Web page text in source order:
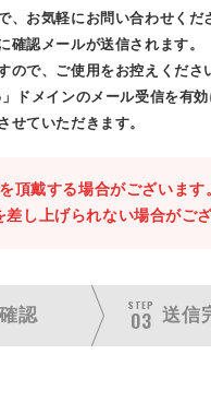
、お気軽にお問い合わせくだ
確認メールが送信されます。
で、ご使用をお控えくださ
ドメインのメール受信を有効
せていただきます。
頂戴する場合がございます
し上げられない場合がござ
確認
STEP
03 送信